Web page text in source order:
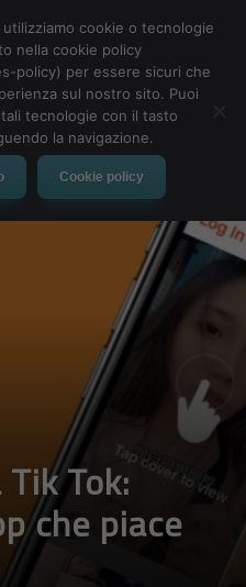
Tok:
che piace
cookie o tecnologie
nella cookie policy
policy) per essere sicuri che
sul nostro sito. Puoi
tecnologie con il tasto
la navigazione.
Cookie policy